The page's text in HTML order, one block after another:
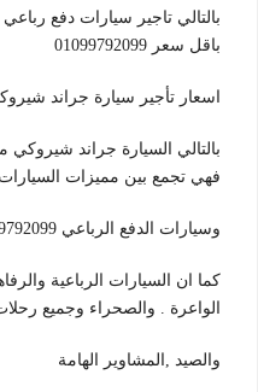
بالتالي تاجير سيارات دفع
باقل سعر 01099792099
اسعار تأجير سيارة جراند شيروكي 2020
بالتالي السيارة جراند شيروكي
فهي تجمع بين مميزات السيارات
وسيارات الدفع الرباعي 01099792099
كما ان السيارات الرباعية
الواعرة . والصحراء وجميع
والصيد ,المشاوير الهامة